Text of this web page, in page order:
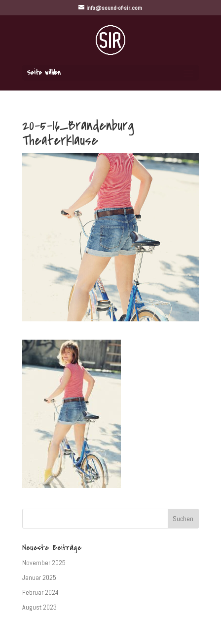
info@sound-of-sir.com
Seite wählen
20-5-16_Brandenburg
Theaterklause
Neueste Beiträge
November 2025
Januar 2025
Februar 2024
August 2023